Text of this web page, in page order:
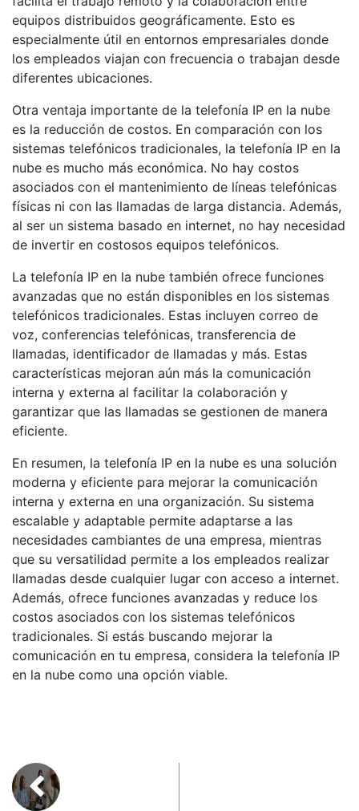
equipos distribuidos geográficamente. Esto es
especialmente útil en entornos empresariales donde
los empleados viajan con frecuencia o trabajan desde
diferentes ubicaciones.
Otra ventaja importante de la telefonía IP en la nube
es la reducción de costos. En comparación con los
sistemas telefónicos tradicionales, la telefonía IP en la
nube es mucho más económica. No hay costos
asociados con el mantenimiento de líneas telefónicas
físicas ni con las llamadas de larga distancia. Además,
al ser un sistema basado en internet, no hay necesidad
de invertir en costosos equipos telefónicos.
La telefonía IP en la nube también ofrece funciones
avanzadas que no están disponibles en los sistemas
telefónicos tradicionales. Estas incluyen correo de
voz, conferencias telefónicas, transferencia de
llamadas, identificador de llamadas y más. Estas
características mejoran aún más la comunicación
interna y externa al facilitar la colaboración y
garantizar que las llamadas se gestionen de manera
eficiente.
En resumen, la telefonía IP en la nube es una solución
moderna y eficiente para mejorar la comunicación
interna y externa en una organización. Su sistema
escalable y adaptable permite adaptarse a las
necesidades cambiantes de una empresa, mientras
que su versatilidad permite a los empleados realizar
llamadas desde cualquier lugar con acceso a internet.
Además, ofrece funciones avanzadas y reduce los
costos asociados con los sistemas telefónicos
tradicionales. Si estás buscando mejorar la
comunicación en tu empresa, considera la telefonía IP
en la nube como una opción viable.